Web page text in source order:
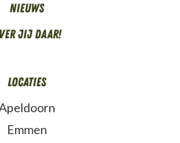
Nieuws
Jij daar!
Locaties
Emmen